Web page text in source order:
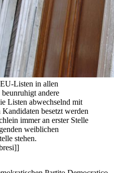
Listen in allen
andere
Listen abwechselnd mit
besetzt werden
immer an erster Stelle
weiblichen
stehen.